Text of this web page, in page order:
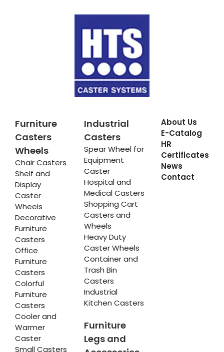
Furniture
Casters
Wheels
Chair Casters
Shelf and
Display
Caster
Wheels
Decorative
Furniture
Casters
Office
Furniture
Casters
Colorful
Furniture
Casters
Cooler and
Warmer
Caster
Small Casters
Industrial
Casters
Spear Wheel for
Equipment
Caster
Hospital and
Medical Casters
Shopping Cart
Casters and
Wheels
Heavy Duty
Caster Wheels
Container and
Trash Bin
Casters
Industrial
Kitchen Casters
Furniture
Legs and
About Us
E-Catalog
HR
Certificates
News
Contact